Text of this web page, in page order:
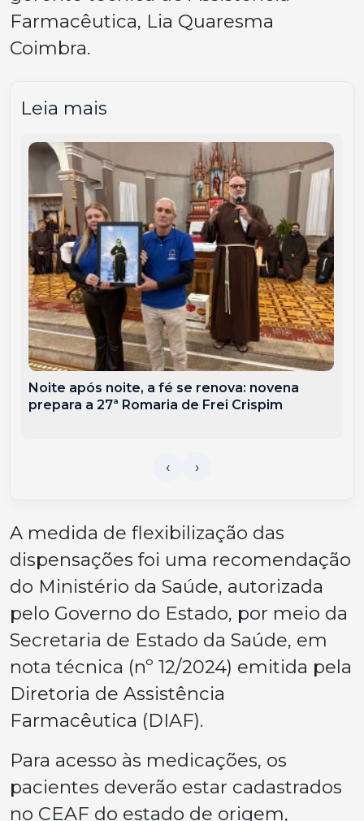
Farmacêutica, Lia Quaresma
Coimbra.
Leia mais
Noite após noite, a fé se renova: novena
prepara a 27ª Romaria de Frei Crispim
A medida de flexibilização das
dispensações foi uma recomendação
do Ministério da Saúde, autorizada
pelo Governo do Estado, por meio da
Secretaria de Estado da Saúde, em
nota técnica (nº 12/2024) emitida pela
Diretoria de Assistência
Farmacêutica (DIAF).
Para acesso às medicações, os
pacientes deverão estar cadastrados
no CEAF do estado de origem,